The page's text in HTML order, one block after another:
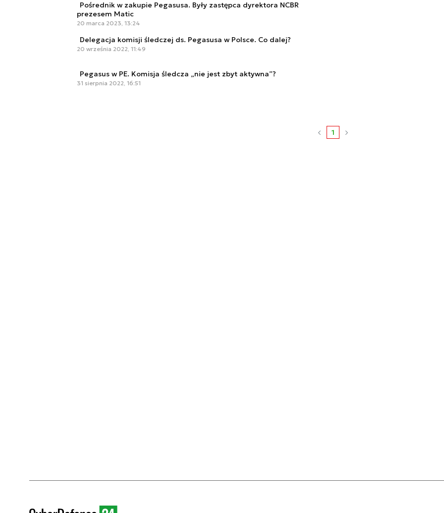
Pośrednik w zakupie Pegasusa. Były zastępca dyrektora NCBR
prezesem Matic
20 marca 2023, 13:24
Delegacja komisji śledczej ds. Pegasusa w Polsce. Co dalej?
20 września 2022, 11:49
Pegasus w PE. Komisja śledcza „nie jest zbyt aktywna”?
31 sierpnia 2022, 16:51
1